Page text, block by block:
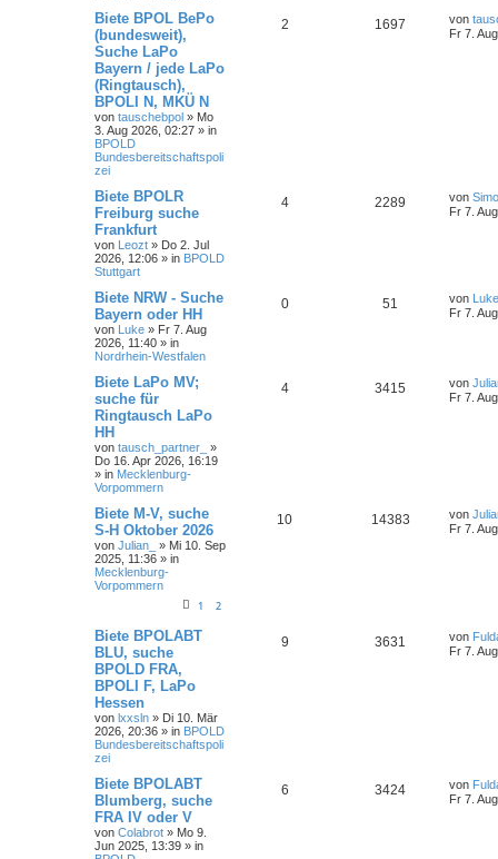
Biete BPOL BePo
(bundesweit),
Suche LaPo
Bayern / jede LaPo
(Ringtausch),
BPOLI N, MKÜ N
von tauschebpol » Mo
3. Aug 2026, 02:27 » in
BPOLD
Bundesbereitschaftspoli
zei
2 1697 von
Fr 7.
Biete BPOLR
Freiburg suche
Frankfurt
von Leozt » Do 2. Jul
2026, 12:06 » in BPOLD
Stuttgart
4 2289 von
Fr 7.
Biete NRW - Suche
Bayern oder HH
von Luke » Fr 7. Aug
2026, 11:40 » in
Nordrhein-Westfalen
0 51 von Luke
Fr 7.
Biete LaPo MV;
suche für
Ringtausch LaPo
HH
von tausch_partner_
»
Do 16. Apr 2026, 16:19
» in Mecklenburg-
Vorpommern
4 3415 von
Fr 7.
Biete M-V, suche
S-H Oktober 2026
von Julian_ » Mi 10. Sep
2025, 11:36 » in
Mecklenburg-
Vorpommern
1 2
10 14383 von
Fr 7.
Biete BPOLABT
BLU, suche
BPOLD FRA,
BPOLI F, LaPo
Hessen
von lxxsln » Di 10. Mär
2026, 20:36 » in BPOLD
Bundesbereitschaftspoli
zei
9 3631 von
Fr 7.
Biete BPOLABT
Blumberg, suche
FRA IV oder V
von Colabrot » Mo 9.
Jun 2025, 13:39 » in
6 3424 von
Fr 7.